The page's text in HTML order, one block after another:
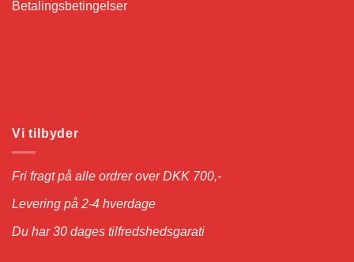
Betalingsbetingelser
Vi tilbyder
Fri fragt på alle ordrer over DKK 700,-
Levering på 2-4 hverdage
Du har 30 dages tilfredshedsgarati